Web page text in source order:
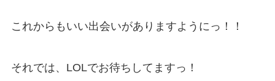
これからもいい出会いがありますようにっ！！
それでは、LOLでお待ちしてますっ！